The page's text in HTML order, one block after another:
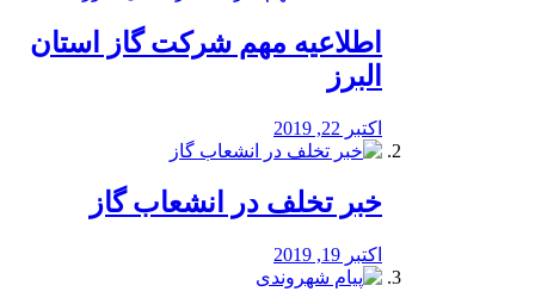
️اطلاعیه مهم شرکت گاز استان
البرز
اکتبر 22, 2019
خبر تخلف در انشعاب گاز
اکتبر 19, 2019